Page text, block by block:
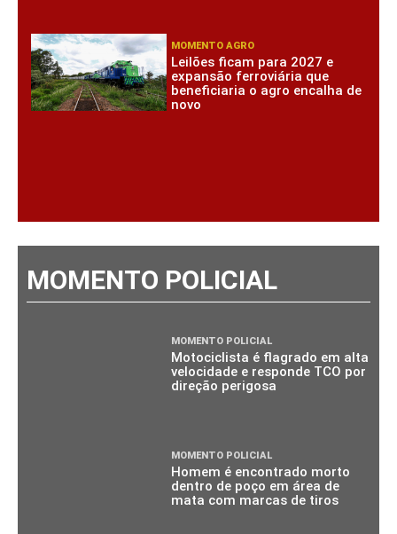
MOMENTO AGRO
Leilões ficam para 2027 e
expansão ferroviária que
beneficiaria o agro encalha de
novo
MOMENTO POLICIAL
MOMENTO POLICIAL
Motociclista é flagrado em alta
velocidade e responde TCO por
direção perigosa
MOMENTO POLICIAL
Homem é encontrado morto
dentro de poço em área de
mata com marcas de tiros